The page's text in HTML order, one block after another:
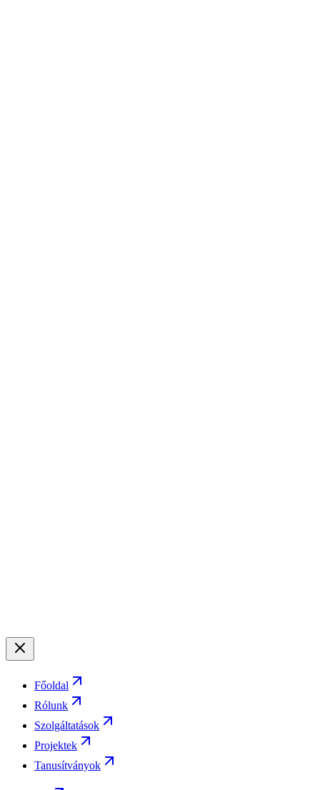
Főoldal
Rólunk
Szolgáltatások
Projektek
Tanusítványok